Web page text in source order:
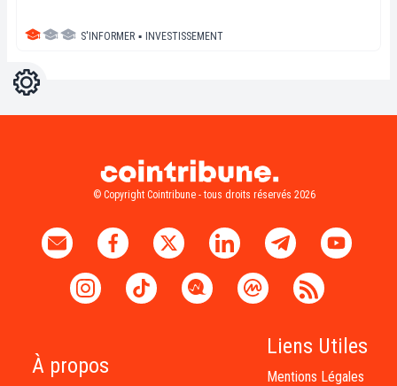
S'INFORMER ▪ INVESTISSEMENT
Réglages
© Copyright Cointribune - tous droits réservés 2026
À propos
Liens Utiles
Mentions Légales